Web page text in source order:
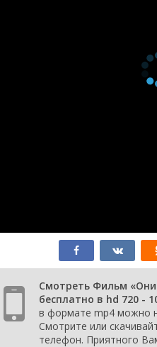
Смотреть Фильм
бесплатно в hd 720 -
в формате mp4 можно
Смотрите или
телефон. Приятного